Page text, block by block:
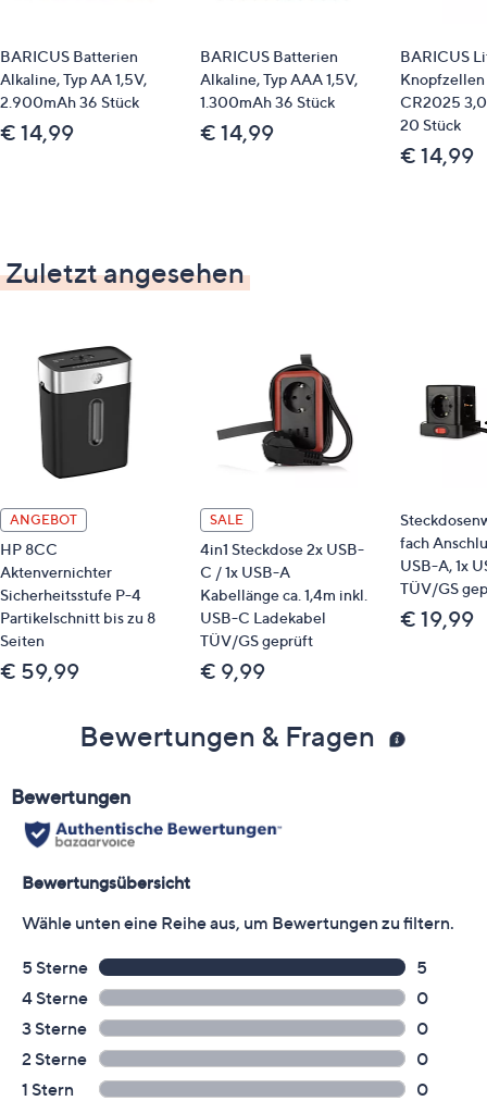
BARICUS Batterien
Alkaline, Typ AA 1,5V,
2.900mAh 36 Stück
€ 14,99
BARICUS Batterien
Alkaline, Typ AAA 1,5V,
1.300mAh 36 Stück
€ 14,99
BARICUS
Knopfzellen
CR2025
20 Stück
€ 14,99
Zuletzt angesehen
ANGEBOT
HP 8CC
Aktenvernichter
Sicherheitsstufe P-4
Partikelschnitt bis zu 8
Seiten
€ 59,99
SALE
4in1 Steckdose 2x USB-
C / 1x USB-A
Kabellänge ca. 1,4m inkl.
USB-C Ladekabel
TÜV/GS geprüft
€ 9,99
fach
USB-A, 1x
TÜV/GS
€ 19,99
Bewertungen & Fragen